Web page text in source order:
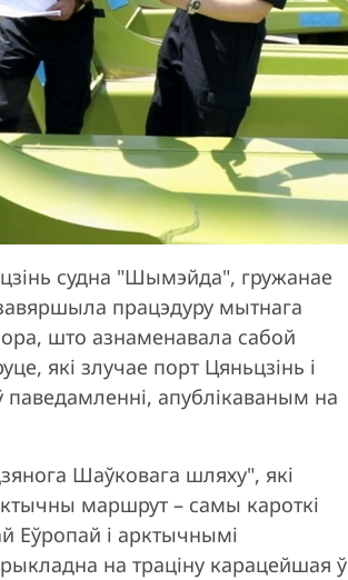
судна "Шымэйда", гружанае
працэдуру мытнага
што азнаменавала сабой
які злучае порт Цяньцзінь і
апублікаваным на
Шаўковага шляху", які
маршрут – самы кароткі
Еўропай і арктычнымі
на траціну карацейшая ў